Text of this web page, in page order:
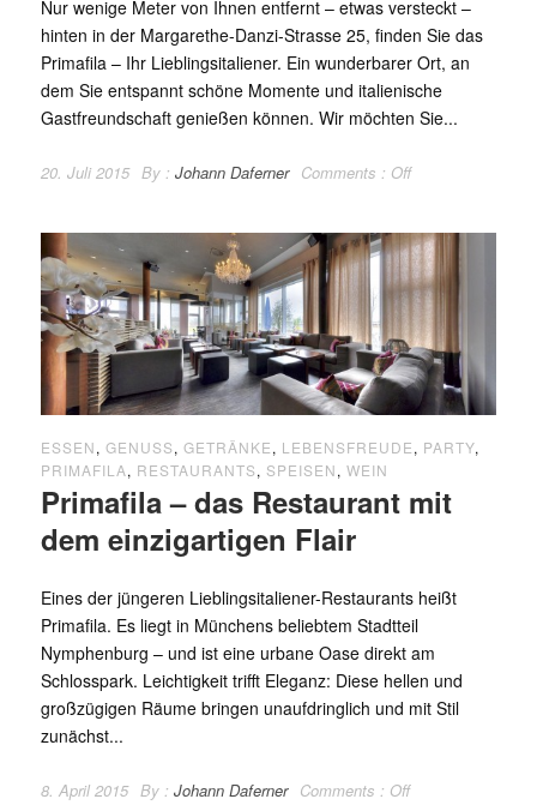
Nur wenige Meter von Ihnen entfernt – etwas versteckt –
hinten in der Margarethe-Danzi-Strasse 25, finden Sie das
Primafila – Ihr Lieblingsitaliener. Ein wunderbarer Ort, an
dem Sie entspannt schöne Momente und italienische
Gastfreundschaft genießen können. Wir möchten Sie...
20. Juli 2015 By : Johann Daferner Comments : Off
ESSEN, GENUSS, GETRÄNKE, LEBENSFREUDE, PARTY,
PRIMAFILA, RESTAURANTS, SPEISEN, WEIN
Primafila – das Restaurant mit
dem einzigartigen Flair
Eines der jüngeren Lieblingsitaliener-Restaurants heißt
Primafila. Es liegt in Münchens beliebtem Stadtteil
Nymphenburg – und ist eine urbane Oase direkt am
Schlosspark. Leichtigkeit trifft Eleganz: Diese hellen und
großzügigen Räume bringen unaufdringlich und mit Stil
zunächst...
8. April 2015 By : Johann Daferner Comments : Off